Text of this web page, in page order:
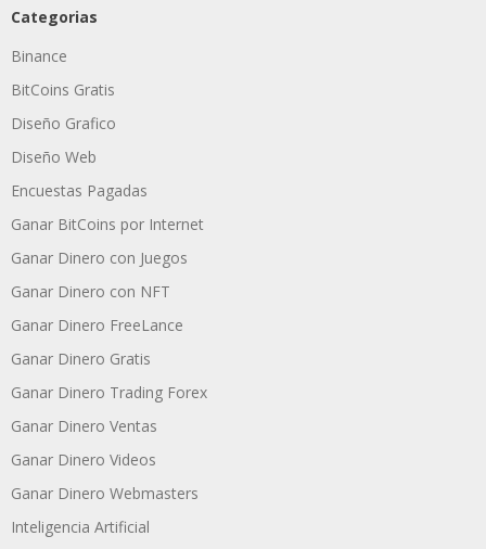
Categorias
Binance
BitCoins Gratis
Diseño Grafico
Diseño Web
Encuestas Pagadas
Ganar BitCoins por Internet
Ganar Dinero con Juegos
Ganar Dinero con NFT
Ganar Dinero FreeLance
Ganar Dinero Gratis
Ganar Dinero Trading Forex
Ganar Dinero Ventas
Ganar Dinero Videos
Ganar Dinero Webmasters
Inteligencia Artificial